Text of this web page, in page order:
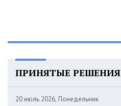
ПРИНЯТЫЕ РЕШЕНИЯ
20 июль 2026, Понедельник